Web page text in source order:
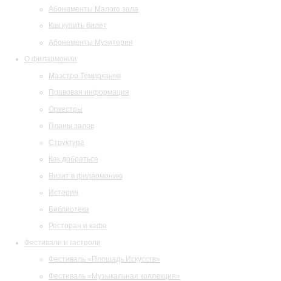
Абонементы Малого зала
Как купить билет
Абонементы Музитория
О филармонии
Маэстро Темирканов
Правовая информация
Оркестры
Планы залов
Структура
Как добраться
Визит в филармонию
История
Библиотека
Ресторан и кафе
Фестивали и гастроли
Фестиваль «Площадь Искусств»
Фестиваль «Музыкальная коллекция»